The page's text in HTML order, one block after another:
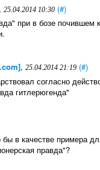
25.04.2014 10:30 (#)
при в бозе
,25.04.2014 21:19 (#)
согласно
гитлерюгенда"
в качестве примера
правда"?